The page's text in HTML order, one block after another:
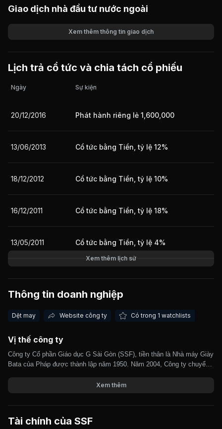
Giao dịch nhà đầu tư nước ngoài
Giá trị giao dịch
Xem thêm thông tin giao dịch
Lịch trả cổ tức và chia tách cổ phiếu
Ngày Sự kiện
20/12/2016 Phát hành riêng lẻ 1,600,000
13/06/2013 Cổ tức bằng Tiền, tỷ lệ 12%
18/12/2012 Cổ tức bằng Tiền, tỷ lệ 10%
16/12/2011 Cổ tức bằng Tiền, tỷ lệ 18%
13/05/2011 Cổ tức bằng Tiền, tỷ lệ 4%
Xem thêm lịch sử
Thông tin doanh nghiệp
Dệt may Website công ty Có trong 1 watchlists
Vị thế công ty
Công ty Cổ phần Giáo dục G Sài Gòn (SSF), tiền thân là Nhà máy Giày
Bata của Pháp được thành lập năm 1950. Năm 2004, Công ty chuyển
công ty là các loại giày vải, giày da nữ, mũ giày thể thao và túi xách
các loại, Xuất nhập khẩu trực tiếp; Mua bán nguyên vật liệu ngành dệt
may...Sản lượng các loại giày dép của công ty khoảng 3,5 triệu đôi
có mối quan hệ khách hàng truyền thống, lâu dài trong hơn 20 năm. Vì
Xem thêm
Tài chính của SSF